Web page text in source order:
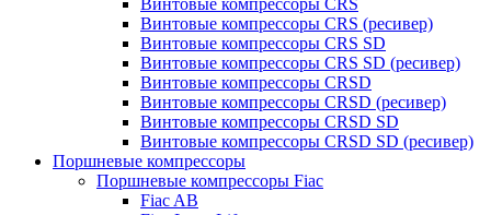
Винтовые компрессоры CRS
Винтовые компрессоры CRS (ресивер)
Винтовые компрессоры CRS SD
Винтовые компрессоры CRS SD (ресивер)
Винтовые компрессоры CRSD
Винтовые компрессоры CRSD (ресивер)
Винтовые компрессоры CRSD SD
Винтовые компрессоры CRSD SD (ресивер)
Поршневые компрессоры
Поршневые компрессоры Fiac
Fiac AB